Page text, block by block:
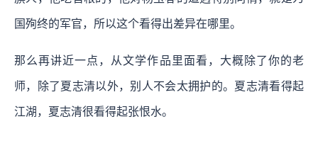
国殉终的军官，所以这个看得出差异在哪里。
那么再讲近一点，从文学作品里面看，大概除了你的老
师，除了夏志清以外，别人不会太拥护的。夏志清看得起
江湖，夏志清很看得起张恨水。